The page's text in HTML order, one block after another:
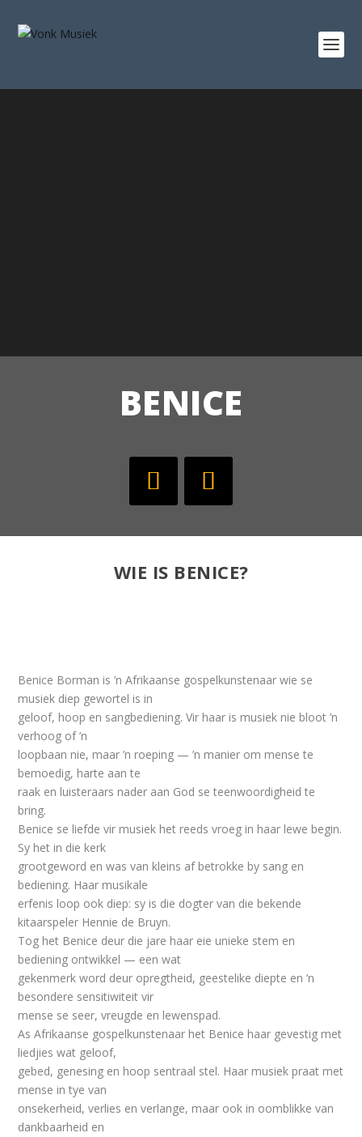
BENICE
WIE IS BENICE?
Benice Borman is ’n Afrikaanse gospelkunstenaar wie se
musiek diep gewortel is in
geloof, hoop en sangbediening. Vir haar is musiek nie bloot ’n
verhoog of ’n
loopbaan nie, maar ’n roeping — ’n manier om mense te
bemoedig, harte aan te
raak en luisteraars nader aan God se teenwoordigheid te
bring.
Benice se liefde vir musiek het reeds vroeg in haar lewe begin.
Sy het in die kerk
grootgeword en was van kleins af betrokke by sang en
bediening. Haar musikale
erfenis loop ook diep: sy is die dogter van die bekende
kitaarspeler Hennie de Bruyn.
Tog het Benice deur die jare haar eie unieke stem en
bediening ontwikkel — een wat
gekenmerk word deur opregtheid, geestelike diepte en ’n
besondere sensitiwiteit vir
mense se seer, vreugde en lewenspad.
As Afrikaanse gospelkunstenaar het Benice haar gevestig met
liedjies wat geloof,
gebed, genesing en hoop sentraal stel. Haar musiek praat met
mense in tye van
onsekerheid, verlies en verlange, maar ook in oomblikke van
dankbaarheid en